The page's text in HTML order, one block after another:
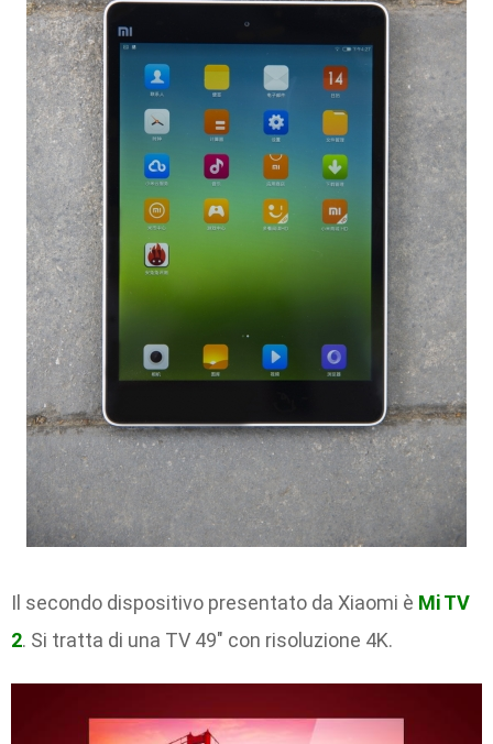
Il secondo dispositivo presentato da Xiaomi è Mi TV
2. Si tratta di una TV 49″ con risoluzione 4K.